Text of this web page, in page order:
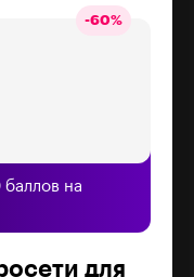
-60%
на
для